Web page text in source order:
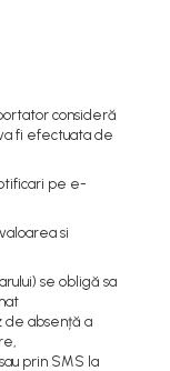
consideră
fi efectuata de
pe e-
si
se obligă sa
de absență a
prin SMS la